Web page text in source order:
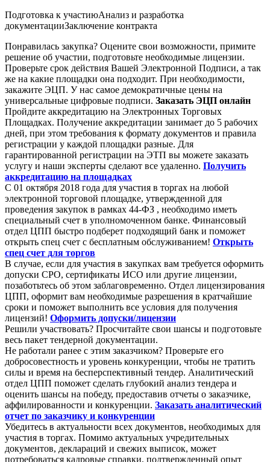
Подготовка к участиюАнализ и разработка
документацииЗаключение контракта
Понравилась закупка? Оцените свои возможности, примите
решение об участии, подготовьте необходимые лицензии.
Проверьте срок действия Вашей Электронной Подписи, а так
же на какие площадки она подходит. При необходимости,
закажите ЭЦП. У нас самое демократичные цены на
универсальные цифровые подписи. Заказать ЭЦП онлайн
Пройдите аккредитацию на Электронных Торговых
Площадках. Получение аккредитации занимает до 5 рабочих
дней, при этом требования к формату документов и правила
регистрации у каждой площадки разные. Для
гарантированной регистрации на ЭТП вы можете заказать
услугу и наши эксперты сделают все удаленно. Получить
аккредитацию на площадках
С 01 октября 2018 года для участия в торгах на любой
электронной торговой площадке, утвержденной для
проведения закупок в рамках 44-ФЗ , необходимо иметь
специальный счет в уполномоченном банке. Финансовый
отдел ЦПП быстро подберет подходящий банк и поможет
открыть спец счет с бесплатным обслуживанием! Открыть
спец счет для торгов
В случае, если для участия в закупках вам требуется оформить
допуски СРО, сертификаты ИСО или другие лицензии,
позаботьтесь об этом заблаговременно. Отдел лицензирования
ЦПП, оформит вам необходимые разрешения в кратчайшие
сроки и поможет выполнить все условия для получения
лицензий! Оформить допуски/лицензии
Решили участвовать? Просчитайте свои шансы и подготовьте
весь пакет тендерной документации.
Не работали ранее с этим заказчиком? Проверьте его
добросовестность и уровень конкуренции, чтобы не тратить
силы и время на бесперспективный тендер. Аналитический
отдел ЦПП поможет сделать глубокий анализ тендера и
оценить шансы на победу, предоставив отчеты о заказчике,
аффилированности и конкуренции. Заказать аналитический
отчет по заказчику и конкуренции
Убедитесь в актуальности всех документов, необходимых для
участия в торгах. Помимо актуальных учредительных
документов, деклараций и свежих выписок, может
потребоваться кадровые справки, подтвержденный опыт